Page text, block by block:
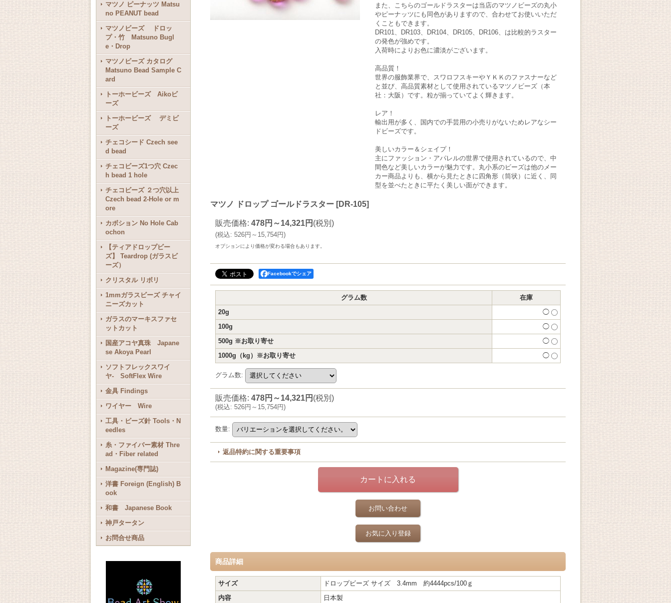
マツノ ピーナッツ Matsu
no PEANUT bead
マツノビーズ ドロッ
プ・竹 Matsuno Bugl
e・Drop
マツノビーズ カタログ
Matsuno Bead Sample C
ard
トーホービーズ Aikoビ
ーズ
トーホービーズ デミビ
ーズ
チェコシード Czech see
d bead
チェコビーズ1つ穴 Czec
h bead 1 hole
チェコビーズ ２つ穴以上
Czech bead 2-Hole or m
ore
カボション No Hole Cab
ochon
【ティアドロップビー
ズ】 Teardrop (ガラスビ
ーズ）
クリスタル リボリ
1mmガラスビーズ チャイ
ニーズカット
ガラスのマーキスファセ
ットカット
国産アコヤ真珠 Japane
se Akoya Pearl
ソフトフレックスワイ
ヤ- SoftFlex Wire
金具 Findings
ワイヤー Wire
工具・ビーズ針 Tools・N
eedles
糸・ファイバー素材 Thre
ad・Fiber related
Magazine(専門誌)
洋書 Foreign (English) B
ook
和書 Japanese Book
神戸タータン
お問合せ商品
また、こちらのゴールドラスターは当店のマツノビーズの丸小
やピーナッツにも同色がありますので、合わせてお使いいただ
くこともできます。
DR101、DR103、DR104、DR105、DR106、は比較的ラスター
の発色が強めです。
入荷時によりお色に濃淡がございます。
高品質！
世界の服飾業界で、スワロフスキーやＹＫＫのファスナーなど
と並び、高品質素材として使用されているマツノビーズ（本
社：大阪）です。粒が揃っていてよく輝きます。
レア！
輸出用が多く、国内での手芸用の小売りがないためレアなシー
ドビーズです。
美しいカラー＆シェイプ！
主にファッション・アパレルの世界で使用されているので、中
間色など美しいカラーが魅力です。丸小系のビーズは他のメー
カー商品よりも、横から見たときに四角形（筒状）に近く、同
型を並べたときに平たく美しい面ができます。
マツノ ドロップ ゴールドラスター [DR-105]
販売価格: 478円～14,321円 (税別)
(税込: 526円～15,754円)
オプションにより価格が変わる場合もあります。
Facebookでシェア
グラム数
在庫
20g
◯
100g
◯
500g ※お取り寄せ
◯
1000g（kg）※お取り寄せ
◯
グラム数:
販売価格: 478円～14,321円 (税別)
(税込: 526円～15,754円)
数量:
返品特約に関する重要事項
お問い合わせ
お気に入り登録
商品詳細
サイズ
ドロップビーズ サイズ 3.4mm 約4444pcs/100ｇ
内容
日本製